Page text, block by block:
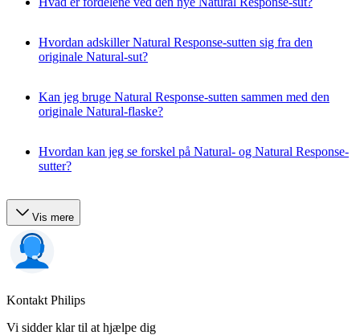
Hvordan adskiller Natural Response-sutten sig fra den
originale Natural-sut?
Kan jeg bruge Natural Response-sutten sammen med den
originale Natural-flaske?
Hvordan kan jeg se forskel på Natural- og Natural Response-
sutter?
Vis mere
Kontakt Philips
Vi sidder klar til at hjælpe dig